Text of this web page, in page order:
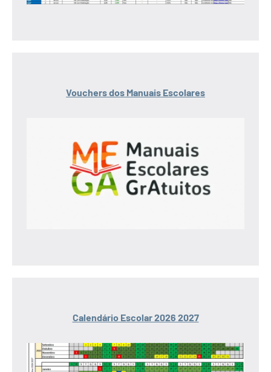
Vouchers dos Manuais Escolares
Calendário Escolar 2026 2027